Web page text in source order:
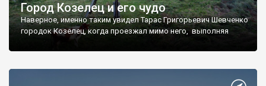
Город Козелец и его чудо
Наверное, именно таким увидел Тарас Григорьевич Шевченко
городок Козелец, когда проезжал мимо него, выполняя